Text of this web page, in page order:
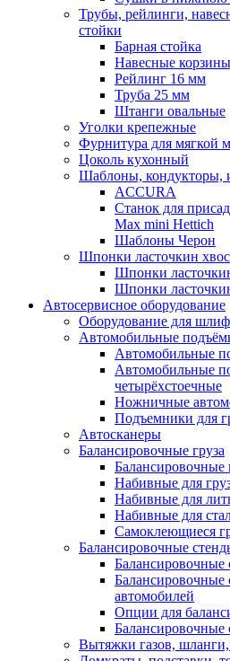
Трубы, рейлинги,
стойки
Барная стойка
Навесные
Рейлинг 16 мм
Труба 25 мм
Штанги овальные
Уголки крепежные
Фурнитура для мягкой
Цоколь кухонный
Шаблоны, кондукторы,
ACCURA
Станок для
Max mini Hettich
Шаблоны Черон
Шпонки ласточкин
Шпонки
Шпонки
Автосервисное оборудование
Оборудование для
Автомобильные
Автомобильные
Автомобильные
четырёхстоечные
Ножничные
Подъемники для
Автосканеры
Балансировочные груза
Балансировочные
Набивные для
Набивные для
Набивные для
Самоклеющиеся
Балансировочные
Балансировочные
Балансировочные
автомобилей
Опции для
Балансировочные
Вытяжки газов, шланги,